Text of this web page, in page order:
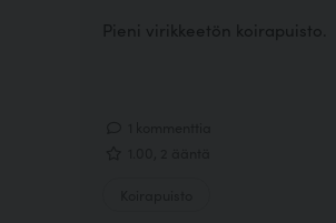
Pieni virikkeetön koirapuisto.